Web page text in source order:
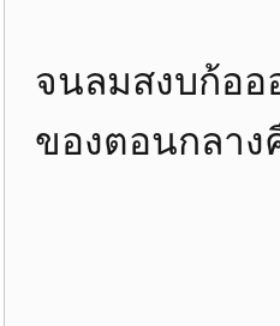
จนลมสงบก้ออ
ของตอนกลาง